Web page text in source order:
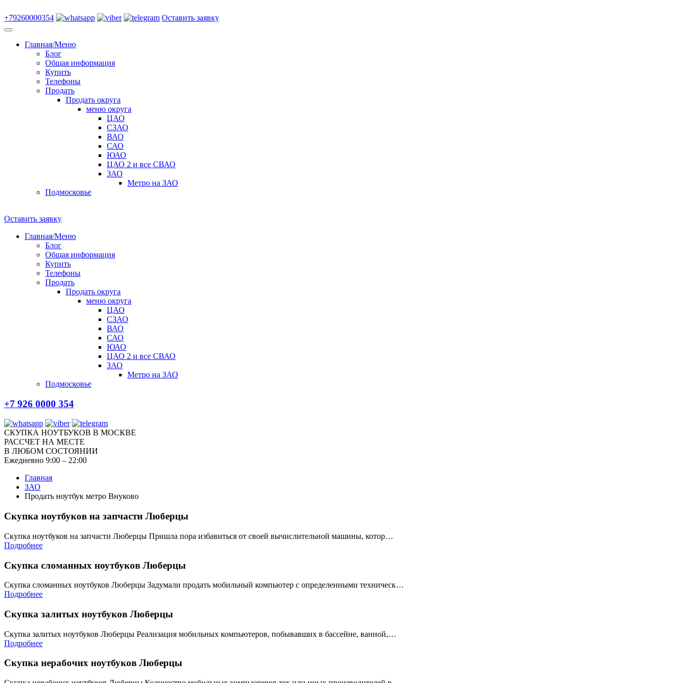
+79260000354 Оставить заявку
Главная/Меню
Блог
Общая информация
Купить
Телефоны
Продать
Продать округа
меню округа
ЦАО
СЗАО
ВАО
САО
ЮАО
ЦАО 2 и все СВАО
ЗАО
Метро на ЗАО
Подмосковье
Оставить заявку
Главная/Меню
Блог
Общая информация
Купить
Телефоны
Продать
Продать округа
меню округа
ЦАО
СЗАО
ВАО
САО
ЮАО
ЦАО 2 и все СВАО
ЗАО
Метро на ЗАО
Подмосковье
+7 926 0000 354
СКУПКА НОУТБУКОВ В МОСКВЕ
РАССЧЕТ НА МЕСТЕ
В ЛЮБОМ СОСТОЯНИИ
Ежедневно 9:00 – 22:00
Главная
ЗАО
Продать ноутбук метро Внуково
Скупка ноутбуков на запчасти Люберцы
Скупка ноутбуков на запчасти Люберцы Пришла пора избавиться от своей вычислительной машины, котор…
Подробнее
Скупка сломанных ноутбуков Люберцы
Скупка сломанных ноутбуков Люберцы Задумали продать мобильный компьютер с определенными техническ…
Подробнее
Скупка залитых ноутбуков Люберцы
Скупка залитых ноутбуков Люберцы Реализация мобильных компьютеров, побывавших в бассейне, ванной,…
Подробнее
Скупка нерабочих ноутбуков Люберцы